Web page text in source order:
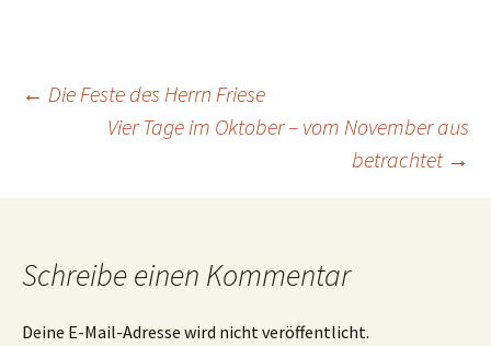
Beitragsnavigation
← Die Feste des Herrn Friese
Vier Tage im Oktober – vom November aus
betrachtet →
Schreibe einen Kommentar
Deine E-Mail-Adresse wird nicht veröffentlicht.